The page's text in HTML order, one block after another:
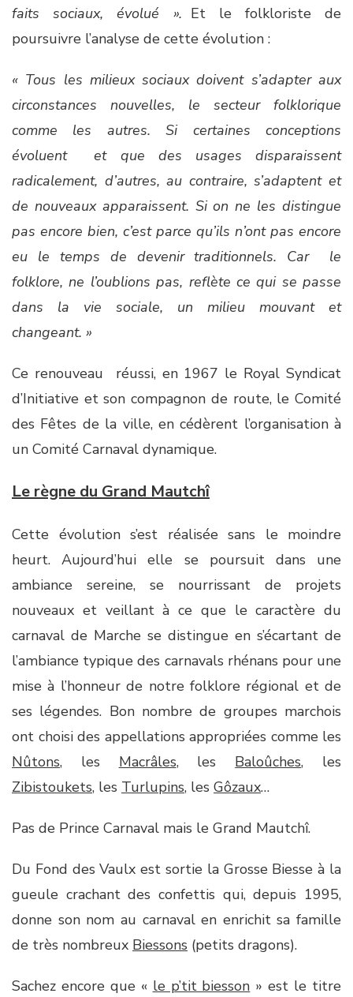
faits sociaux, évolué ». Et le folkloriste de
poursuivre l’analyse de cette évolution :
« Tous les milieux sociaux doivent s’adapter aux
circonstances nouvelles, le secteur folklorique
comme les autres. Si certaines conceptions
évoluent et que des usages disparaissent
radicalement, d’autres, au contraire, s’adaptent et
de nouveaux apparaissent. Si on ne les distingue
pas encore bien, c’est parce qu’ils n’ont pas encore
eu le temps de devenir traditionnels. Car le
folklore, ne l’oublions pas, reflète ce qui se passe
dans la vie sociale, un milieu mouvant et
changeant. »
Ce renouveau réussi, en 1967 le Royal Syndicat
d’Initiative et son compagnon de route, le Comité
des Fêtes de la ville, en cédèrent l’organisation à
un Comité Carnaval dynamique.
Le règne du Grand Mautchî
Cette évolution s’est réalisée sans le moindre
heurt. Aujourd’hui elle se poursuit dans une
ambiance sereine, se nourrissant de projets
nouveaux et veillant à ce que le caractère du
carnaval de Marche se distingue en s’écartant de
l’ambiance typique des carnavals rhénans pour une
mise à l’honneur de notre folklore régional et de
ses légendes. Bon nombre de groupes marchois
ont choisi des appellations appropriées comme les
Nûtons, les Macrâles, les Baloûches, les
Zibistoukets, les Turlupins, les Gôzaux…
Pas de Prince Carnaval mais le Grand Mautchî.
Du Fond des Vaulx est sortie la Grosse Biesse à la
gueule crachant des confettis qui, depuis 1995,
donne son nom au carnaval en enrichit sa famille
de très nombreux Biessons (petits dragons).
Sachez encore que « le p’tit biesson » est le titre